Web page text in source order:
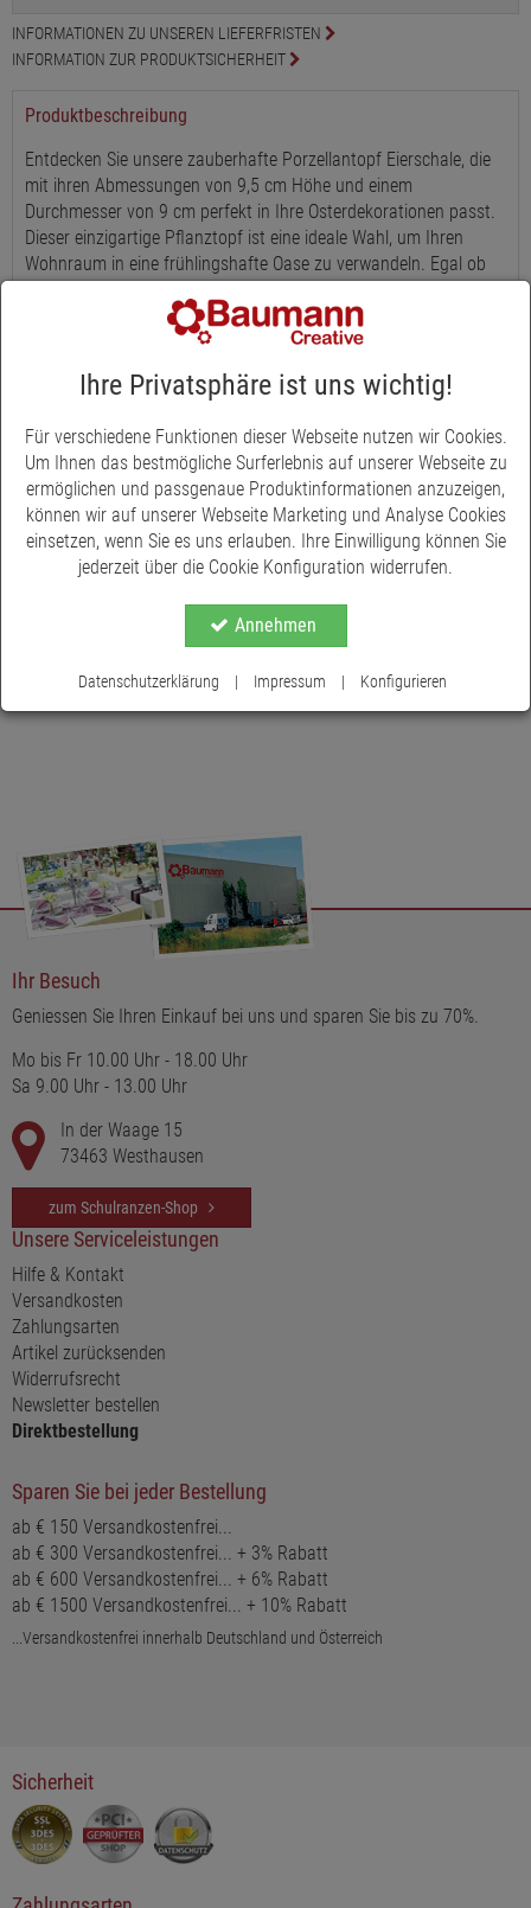
INFORMATIONEN ZU UNSEREN LIEFERFRISTEN
INFORMATION ZUR PRODUKTSICHERHEIT
Produktbeschreibung
Entdecken Sie unsere zauberhafte Porzellantopf Eierschale, die
mit ihren Abmessungen von 9,5 cm Höhe und einem
Durchmesser von 9 cm perfekt in Ihre Osterdekorationen passt.
Dieser einzigartige Pflanztopf ist eine ideale Wahl, um Ihren
Wohnraum in eine frühlingshafte Oase zu verwandeln. Egal ob
Möglichkeiten sind unbegrenzt. Bepflanzen Sie ihn mit Muscari,
Narzissen oder anderen Frühlingsblühern, um eine wunderbare
Atmosphäre zu schaffen. Oder aber Sie verwenden den
Pflanztopf Eierschale als kleines Osternest. Die
ihm eine zeitlose Eleganz. Ganz gleich, ob Sie ihn auf Möbeln
oder Tischen platzieren, er wird garantiert alle Blicke auf sich
ziehen und Ihre Dekoration aufwerten. Unser Porzellantopf
Eierschale eignet sich nicht nur für Ihre eigenen
Dekorationsideen, sondern ist auch eine großartige
Geschenkoption. Verbreiten Sie Osterfreude und teilen Sie die
Schönheit des Frühlings mit Ihren Lieben
Mehr anzeigen
Ihr Besuch
Geniessen Sie Ihren Einkauf bei uns und sparen Sie bis zu 70%.
Mo bis Fr 10.00 Uhr - 18.00 Uhr
Sa 9.00 Uhr - 13.00 Uhr
In der Waage 15
73463 Westhausen
zum Schulranzen-Shop
Unsere Serviceleistungen
Hilfe & Kontakt
Versandkosten
Zahlungsarten
Artikel zurücksenden
Widerrufsrecht
Newsletter bestellen
Direktbestellung
Sparen Sie bei jeder Bestellung
ab € 150 Versandkostenfrei...
ab € 300 Versandkostenfrei... + 3% Rabatt
ab € 600 Versandkostenfrei... + 6% Rabatt
ab € 1500 Versandkostenfrei... + 10% Rabatt
...Versandkostenfrei innerhalb Deutschland und Österreich
Sicherheit
Ihre Privatsphäre ist uns wichtig!
Für verschiedene Funktionen dieser Webseite nutzen wir Cookies.
Um Ihnen das bestmögliche Surferlebnis auf unserer Webseite zu
ermöglichen und passgenaue Produktinformationen anzuzeigen,
können wir auf unserer Webseite Marketing und Analyse Cookies
einsetzen, wenn Sie es uns erlauben. Ihre Einwilligung können Sie
jederzeit über die Cookie Konfiguration widerrufen.
Annehmen
Datenschutzerklärung | Impressum | Konfigurieren